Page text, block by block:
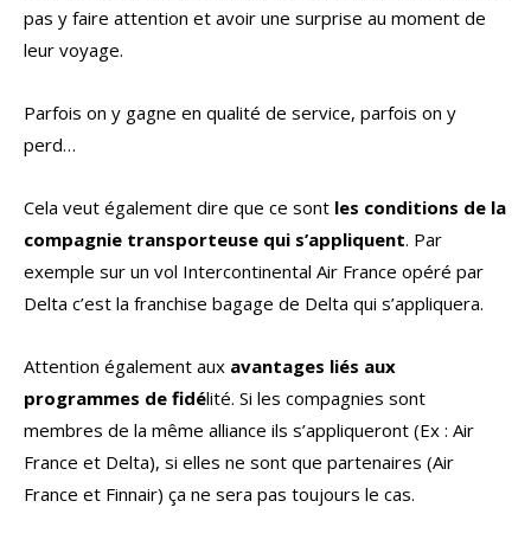
pas y faire attention et avoir une surprise au moment de
leur voyage.
Parfois on y gagne en qualité de service, parfois on y
perd…
Cela veut également dire que ce sont les conditions de la
compagnie transporteuse qui s’appliquent. Par
exemple sur un vol Intercontinental Air France opéré par
Delta c’est la franchise bagage de Delta qui s’appliquera.
Attention également aux avantages liés aux
programmes de fidélité. Si les compagnies sont
membres de la même alliance ils s’appliqueront (Ex : Air
France et Delta), si elles ne sont que partenaires (Air
France et Finnair) ça ne sera pas toujours le cas.